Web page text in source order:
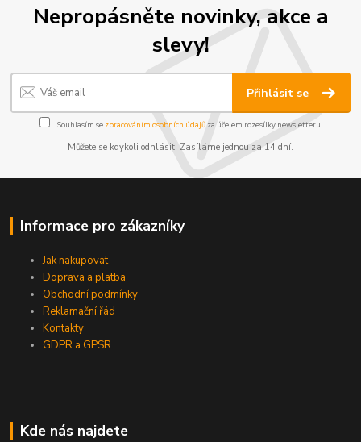
Nepropásněte novinky, akce a
slevy!
Přihlásit se
Souhlasím se zpracováním osobních údajůza účelem rozesílky newsletteru.
Můžete se kdykoli odhlásit. Zasíláme jednou za 14 dní.
Informace pro zákazníky
Jak nakupovat
Doprava a platba
Obchodní podmínky
Reklamační řád
Kontakty
GDPR a GPSR
Kde nás najdete